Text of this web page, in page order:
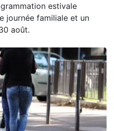
estivale
journée familiale et un
août.